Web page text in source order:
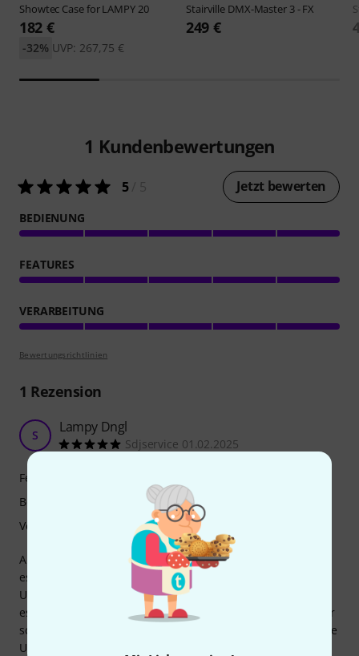
Showtec Case for LAMPY 20
182 €
UVP: 267,75 €
-32%
Stairville DMX-Master 3 - FX
249 €
1 Kundenbewertungen
5/ 5 Jetzt bewerten
BEDIENUNG
FEATURES
VERARBEITUNG
Bewertungsrichtlinien
1 Rezension
S Lampy Dngl
Sdjservice 01.02.2025
Auspacken, Einstecken, Loslegen. Hätte nicht gedacht das
es so einfach ist.hatten uns für kleine Sachen nur die 1
Universen Version bestellt. Sind sehr zufrieden damit. Und
es war schneller voll als gedacht. Der DNGL Kommt in einer
schönen kleinen „Metall“Kiste. Und Plug and Play ist das 2te
Universum freigeschaltet.
Features
Bedienung
Verarbeitung